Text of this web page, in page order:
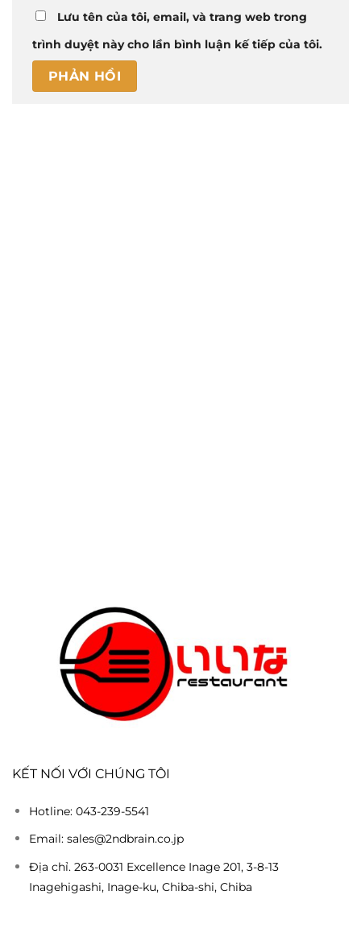
Lưu tên của tôi, email, và trang web trong
trình duyệt này cho lần bình luận kế tiếp của tôi.
KẾT NỐI VỚI CHÚNG TÔI
Hotline: 043-239-5541
Email: sales@2ndbrain.co.jp
Địa chỉ. 263-0031 Excellence Inage 201, 3-8-13
Inagehigashi, Inage-ku, Chiba-shi, Chiba